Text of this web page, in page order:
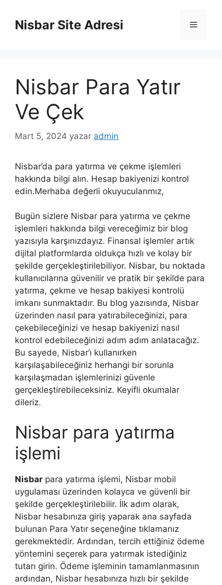
Nisbar Site Adresi Menü
Nisbar Para Yatır
Ve Çek
Mart 5, 2024 yazar admin
Nisbar’da para yatırma ve çekme işlemleri
hakkında bilgi alın. Hesap bakiyenizi kontrol
edin.Merhaba değerli okuyucularımız,
Bugün sizlere Nisbar para yatırma ve çekme
işlemleri hakkında bilgi vereceğimiz bir blog
yazısıyla karşınızdayız. Finansal işlemler artık
dijital platformlarda oldukça hızlı ve kolay bir
şekilde gerçekleştirilebiliyor. Nisbar, bu noktada
kullanıcılarına güvenilir ve pratik bir şekilde para
yatırma, çekme ve hesap bakiyesi kontrolü
imkanı sunmaktadır. Bu blog yazısında, Nisbar
üzerinden nasıl para yatırabileceğinizi, para
çekebileceğinizi ve hesap bakiyenizi nasıl
kontrol edebileceğinizi adım adım anlatacağız.
Bu sayede, Nisbar’ı kullanırken
karşılaşabileceğiniz herhangi bir sorunla
karşılaşmadan işlemlerinizi güvenle
gerçekleştirebileceksiniz. Keyifli okumalar
dileriz.
Nisbar para yatırma
işlemi
Nisbar para yatırma işlemi, Nisbar mobil
uygulaması üzerinden kolayca ve güvenli bir
şekilde gerçekleştirilebilir. İlk adım olarak,
Nisbar hesabınıza giriş yaparak ana sayfada
bulunan Para Yatır seçeneğine tıklamanız
gerekmektedir. Ardından, tercih ettiğiniz ödeme
yöntemini seçerek para yatırmak istediğiniz
tutarı girin. Ödeme işleminin tamamlanmasının
ardından, Nisbar hesabınıza hızlı bir şekilde